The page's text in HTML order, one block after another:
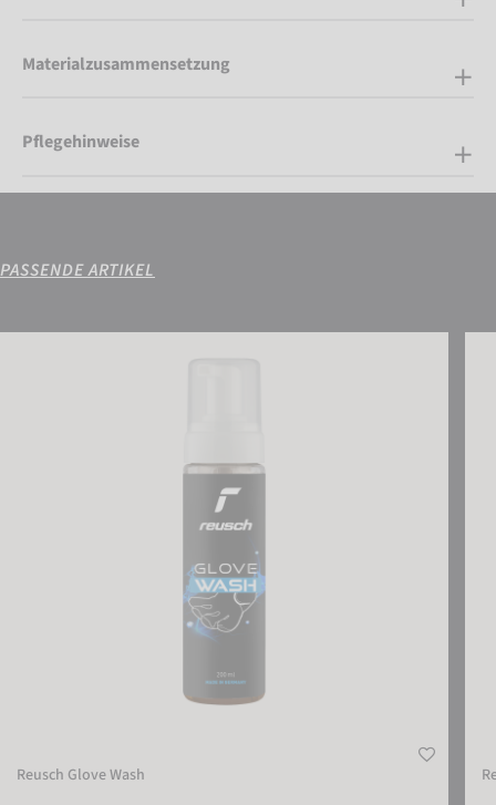
Materialzusammensetzung
Pflegehinweise
PASSENDE ARTIKEL
Reusch Glove Wash